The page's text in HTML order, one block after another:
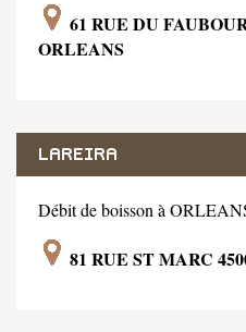
61 RUE DU
ORLEANS
LAREIRA
Débit de boisson à
81 RUE ST MARC